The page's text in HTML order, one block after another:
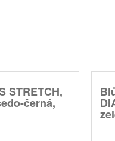
STRETCH,
černá,